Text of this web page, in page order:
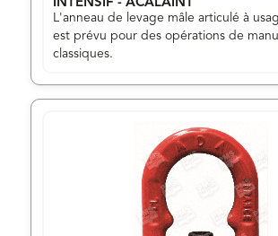
L'anneau de levage mâle articulé à
est prévu pour des opérations de
classiques.